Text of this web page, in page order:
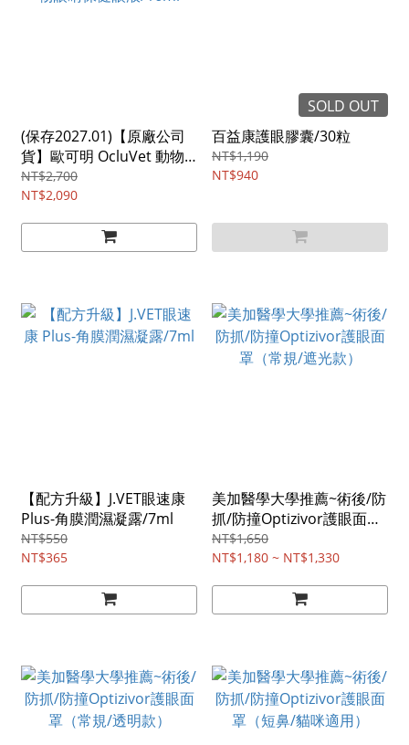
(保存2027.01)【原廠公司
貨】歐可明 OcluVet 動物
眼睛保健眼液/16ml
NT$2,700
NT$2,090
SOLD OUT
百益康護眼膠囊/30粒
NT$1,190
NT$940
【配方升級】J.VET眼速康
Plus-角膜潤濕凝露/7ml
NT$550
NT$365
美加醫學大學推薦~術後/防
抓/防撞Optizivor護眼面罩
（常規/遮光款）
NT$1,650
NT$1,180 ~ NT$1,330